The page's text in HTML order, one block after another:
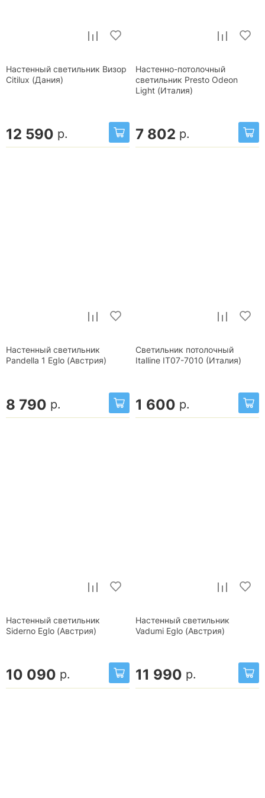
Настенный светильник Визор
Citilux (Дания)
12 590 р.
Настенно-потолочный
светильник Presto Odeon
Light (Италия)
7 802 р.
Настенный светильник
Pandella 1 Eglo (Австрия)
8 790 р.
Светильник потолочный
Italline IT07-7010 (Италия)
1 600 р.
Настенный светильник
Siderno Eglo (Австрия)
10 090 р.
Настенный светильник
Vadumi Eglo (Австрия)
11 990 р.